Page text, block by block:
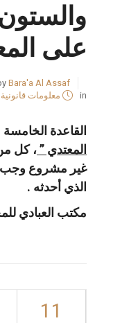
على
Bara'a Al Assaf
in
معلومات
القاعدة
المعتدي ”، كل
غير مشروع وجب
الذي أحدثه .
مكتب العبادي
11